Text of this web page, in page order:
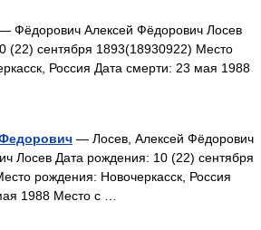
Фёдорович Алексей Фёдорович Лосев
(22) сентября 1893(18930922) Место
Россия Дата смерти: 23 мая 1988
— Лосев, Алексей Фёдорович
Лосев Дата рождения: 10 (22) сентября
рождения: Новочеркасск, Россия
1988 Место с …